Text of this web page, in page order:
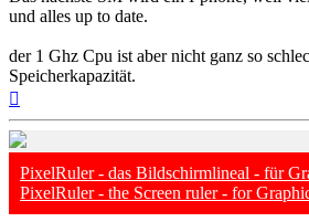
und alles up to date.
der 1 Ghz Cpu ist aber nicht ganz so
Speicherkapazität.
PixelRuler - das Bildschirmlineal - für
PixelRuler - the Screen ruler - for